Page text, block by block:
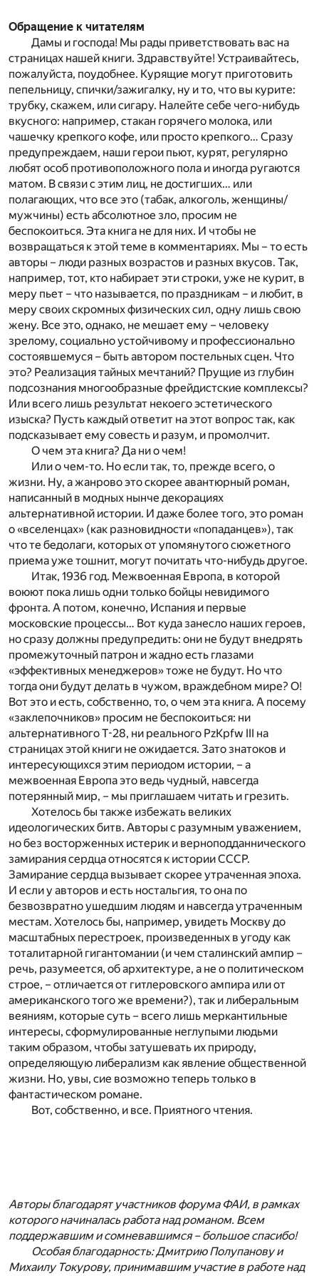
Обращение к читателям
Дамы и господа! Мы рады приветствовать вас на
страницах нашей книги. Здравствуйте! Устраивайтесь,
пожалуйста, поудобнее. Курящие могут приготовить
пепельницу, спички/зажигалку, ну и то, что вы курите:
трубку, скажем, или сигару. Налейте себе чего-нибудь
вкусного: например, стакан горячего молока, или
чашечку крепкого кофе, или просто крепкого… Сразу
предупреждаем, наши герои пьют, курят, регулярно
любят особ противоположного пола и иногда ругаются
матом. В связи с этим лиц, не достигших… или
полагающих, что все это (табак, алкоголь, женщины/
мужчины) есть абсолютное зло, просим не
беспокоиться. Эта книга не для них. И чтобы не
возвращаться к этой теме в комментариях. Мы – то есть
авторы – люди разных возрастов и разных вкусов. Так,
например, тот, кто набирает эти строки, уже не курит, в
меру пьет – что называется, по праздникам – и любит, в
меру своих скромных физических сил, одну лишь свою
жену. Все это, однако, не мешает ему – человеку
зрелому, социально устойчивому и профессионально
состоявшемуся – быть автором постельных сцен. Что
это? Реализация тайных мечтаний? Прущие из глубин
подсознания многообразные фрейдистские комплексы?
Или всего лишь результат некоего эстетического
изыска? Пусть каждый ответит на этот вопрос так, как
подсказывает ему совесть и разум, и промолчит.
О чем эта книга? Да ни о чем!
Или о чем-то. Но если так, то, прежде всего, о
жизни. Ну, а жанрово это скорее авантюрный роман,
написанный в модных нынче декорациях
альтернативной истории. И даже более того, это роман
о «вселенцах» (как разновидности «попаданцев»), так
что те бедолаги, которых от упомянутого сюжетного
приема уже тошнит, могут почитать что-нибудь другое.
Итак, 1936 год. Межвоенная Европа, в которой
воюют пока лишь одни только бойцы невидимого
фронта. А потом, конечно, Испания и первые
московские процессы… Вот куда занесло наших героев,
но сразу должны предупредить: они не будут внедрять
промежуточный патрон и жадно есть глазами
«эффективных менеджеров» тоже не будут. Но что
тогда они будут делать в чужом, враждебном мире? О!
Вот это и есть, собственно, то, о чем эта книга. А посему
«заклепочников» просим не беспокоиться: ни
альтернативного Т-28, ни реального PzKpfw III на
страницах этой книги не ожидается. Зато знатоков и
интересующихся этим периодом истории, – а
межвоенная Европа это ведь чудный, навсегда
потерянный мир, – мы приглашаем читать и грезить.
Хотелось бы также избежать великих
идеологических битв. Авторы с разумным уважением,
но без восторженных истерик и верноподданнического
замирания сердца относятся к истории СССР.
Замирание сердца вызывает скорее утраченная эпоха.
И если у авторов и есть ностальгия, то она по
безвозвратно ушедшим людям и навсегда утраченным
местам. Хотелось бы, например, увидеть Москву до
масштабных перестроек, произведенных в угоду как
тоталитарной гигантомании (и чем сталинский ампир –
речь, разумеется, об архитектуре, а не о политическом
строе, – отличается от гитлеровского ампира или от
американского того же времени?), так и либеральным
веяниям, которые суть – всего лишь меркантильные
интересы, сформулированные неглупыми людьми
таким образом, чтобы затушевать их природу,
определяющую либерализм как явление общественной
жизни. Но, увы, сие возможно теперь только в
фантастическом романе.
Вот, собственно, и все. Приятного чтения.
Авторы благодарят участников форума ФАИ, в рамках
которого начиналась работа над романом. Всем
поддержавшим и сомневавшимся – большое спасибо!
Особая благодарность: Дмитрию Полупанову и
Михаилу Токурову, принимавшим участие в работе над